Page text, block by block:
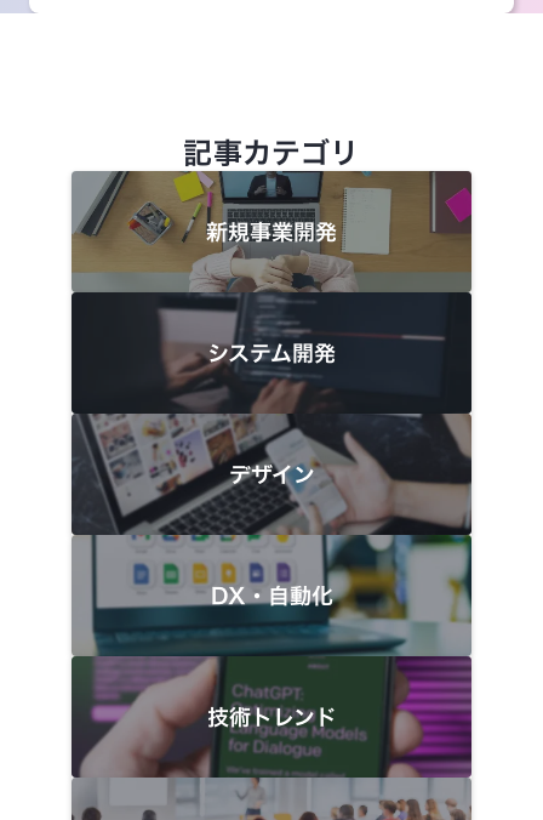
記事カテゴリ
新規事業開発
システム開発
デザイン
DX・自動化
技術トレンド